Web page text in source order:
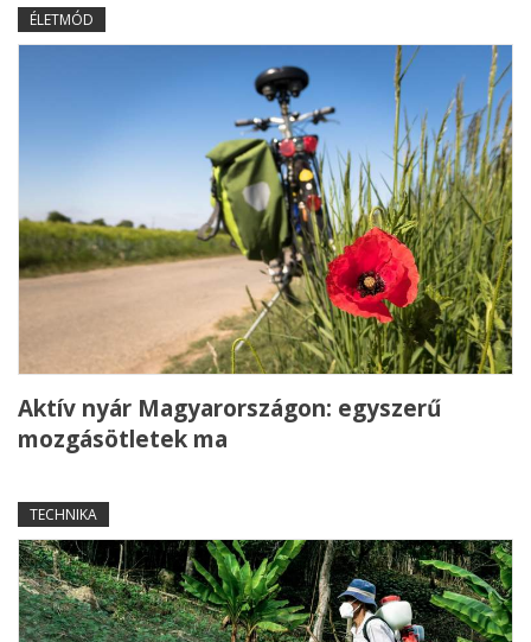
ÉLETMÓD
Aktív nyár Magyarországon: egyszerű
mozgásötletek ma
TECHNIKA